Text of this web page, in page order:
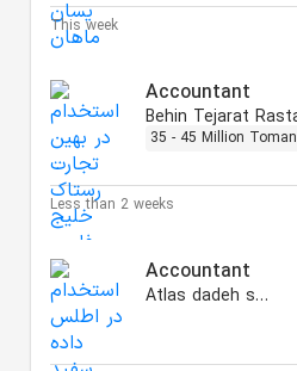
This week
Accountant
35 - 45 Million Toman
Less than 2 weeks
Accountant
Atlas dadeh sefid